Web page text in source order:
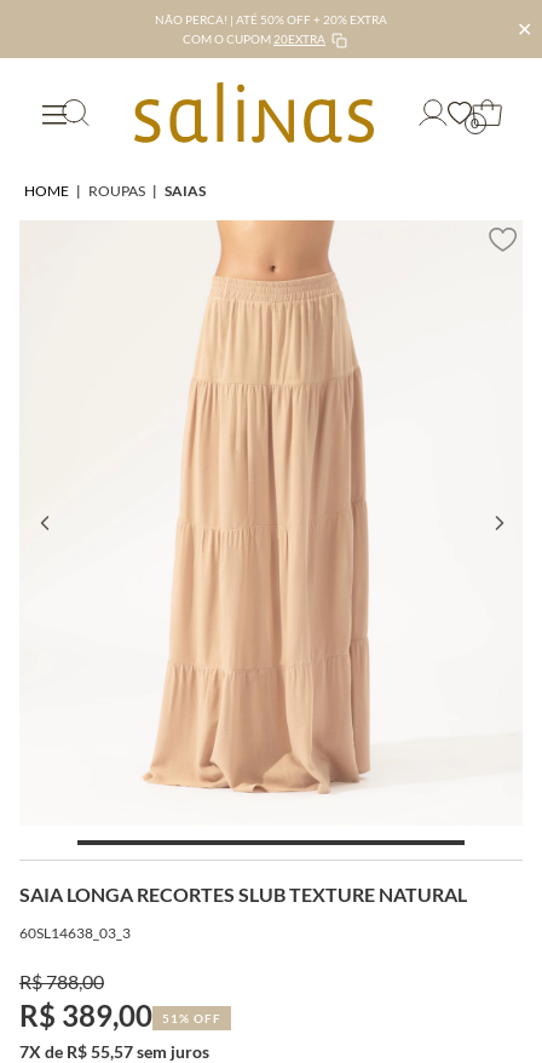
NÃO PERCA! | ATÉ 50% OFF + 20% EXTRA
COM O CUPOM 20EXTRA ✕
0
HOME | ROUPAS | SAIAS
SAIA LONGA RECORTES SLUB TEXTURE NATURAL
60SL14638_03_3
R$ 788,00
R$ 389,00 51% OFF
7X de R$ 55,57 sem juros